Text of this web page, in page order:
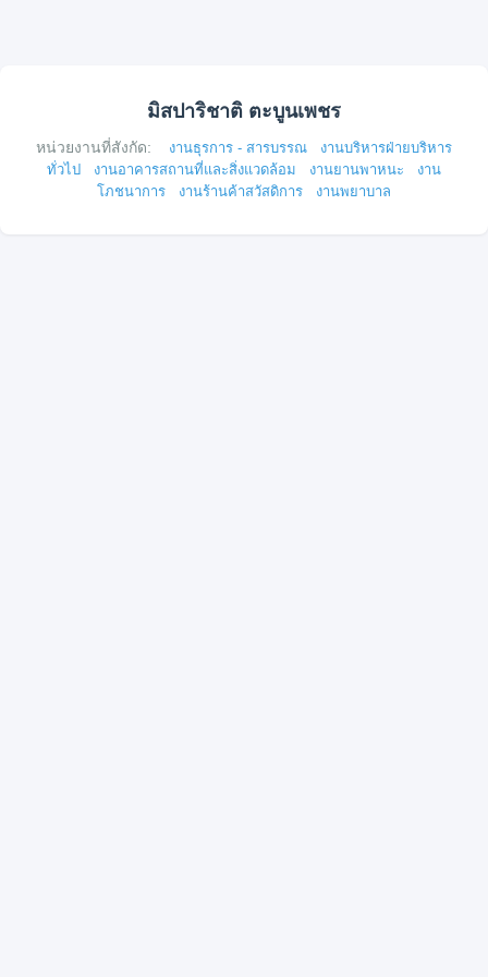
มิสปาริชาติ ตะบูนเพชร
หน่วยงานที่สังกัด: งานธุรการ - สารบรรณ
งานบริหารฝ่ายบริหาร
ทั่วไป
งานอาคารสถานที่และสิ่งแวดล้อม งานยานพาหนะ
งาน
โภชนาการ
งานร้านค้าสวัสดิการ งานพยาบาล